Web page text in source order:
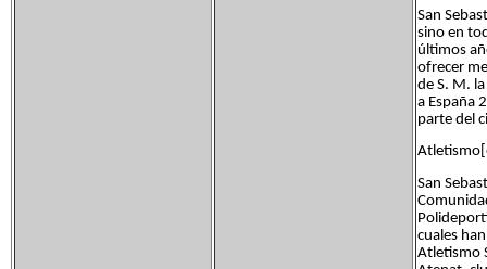
San
sino en
últimos
ofrecer
de S. M.
a España
parte del
San
cuales
Atletismo